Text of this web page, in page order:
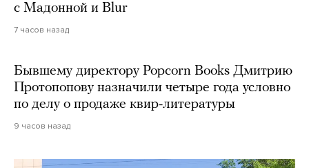
с Мадонной и Blur
7 часов назад
Бывшему директору Popcorn Books Дмитрию
Протопопову назначили четыре года условно
по делу о продаже квир-литературы
9 часов назад